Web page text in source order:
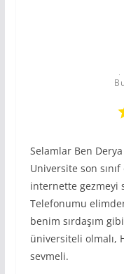
Selamlar Ben Derya
Universite son
internette gezmeyi
Telefonumu
benim sırdaşım
üniversiteli olmalı,
sevmeli.